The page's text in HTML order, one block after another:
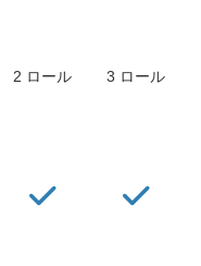
2 ロール 3 ロール